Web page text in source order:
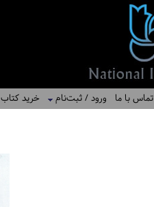
تماس با ما ورود / ثبت‌نام خرید کتاب